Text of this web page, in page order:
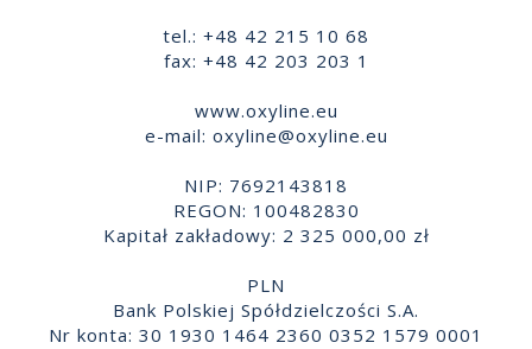
tel.: +48 42 215 10 68
fax: +48 42 203 203 1
www.oxyline.eu
e-mail: oxyline@oxyline.eu
NIP: 7692143818
REGON: 100482830
Kapitał zakładowy: 2 325 000,00 zł
PLN
Bank Polskiej Spółdzielczości S.A.
Nr konta: 30 1930 1464 2360 0352 1579 0001